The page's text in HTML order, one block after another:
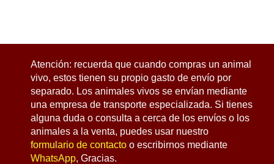
Atención: recuerda que cuando compras un animal
vivo, estos tienen su propio gasto de envío por
separado. Los animales vivos se envían mediante
una empresa de transporte especializada. Si tienes
alguna duda o consulta a cerca de los envíos o los
animales a la venta, puedes usar nuestro
formulario de contacto o escribirnos mediante
WhatsApp, Gracias.